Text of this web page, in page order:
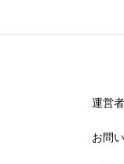
運営者
お問